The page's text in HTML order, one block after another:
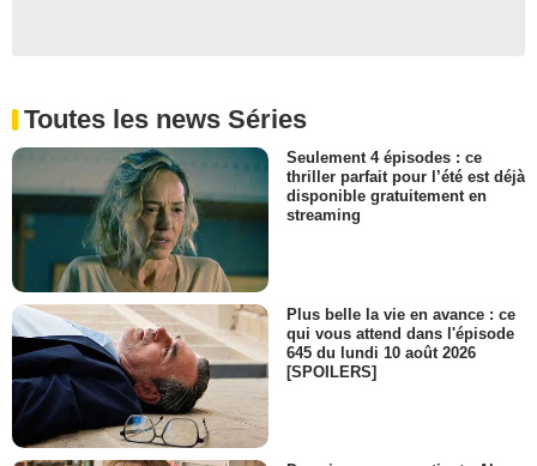
Toutes les news Séries
Seulement 4 épisodes : ce
thriller parfait pour l’été est déjà
disponible gratuitement en
streaming
Plus belle la vie en avance : ce
qui vous attend dans l'épisode
645 du lundi 10 août 2026
[SPOILERS]